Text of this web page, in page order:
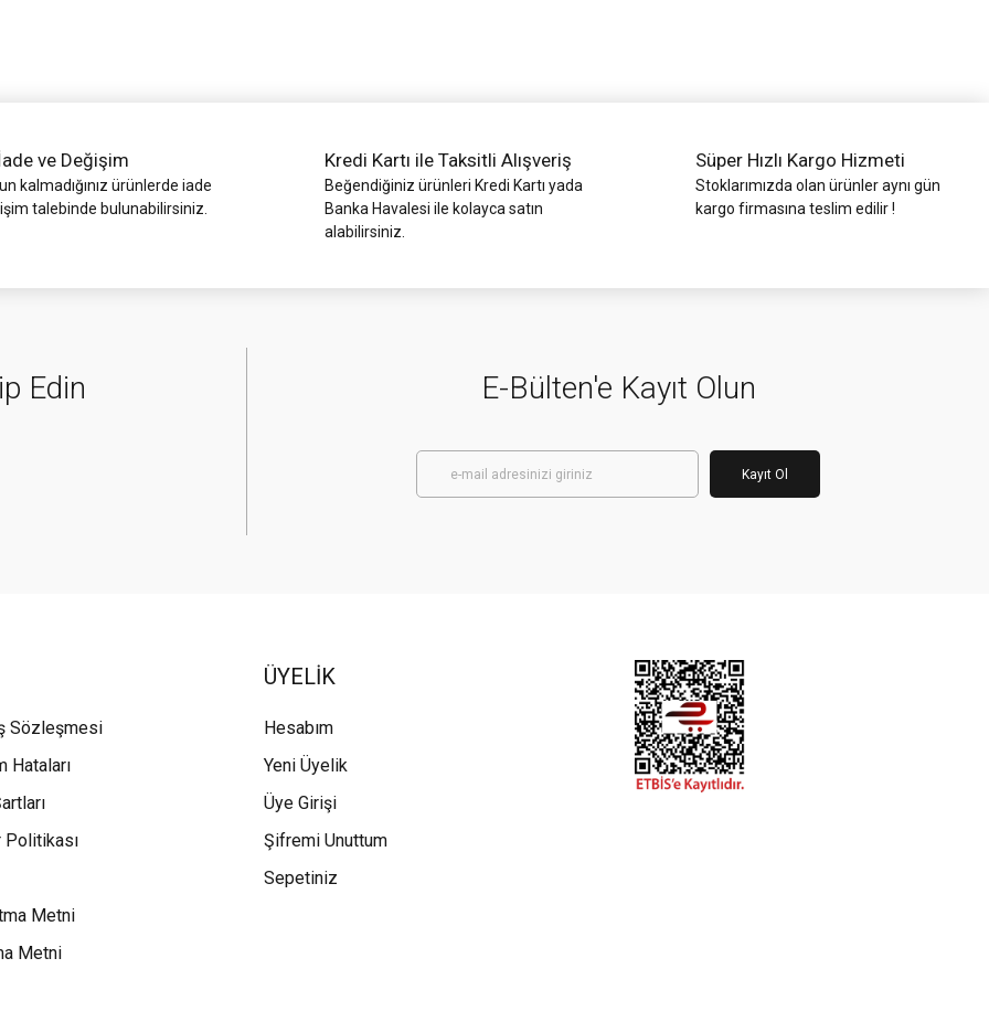
ve Değişim
kalmadığınız ürünlerde iade
talebinde bulunabilirsiniz.
Kredi Kartı ile Taksitli Alışveriş
Beğendiğiniz ürünleri Kredi Kartı yada
Banka Havalesi ile kolayca satın
alabilirsiniz.
Süper Hızlı Kargo Hizmeti
Stoklarımızda olan ürünler aynı gün
kargo firmasına teslim edilir !
Edin E-Bülten'e Kayıt Olun
Kayıt Ol
Sözleşmesi
Hataları
Metni
Metni
ÜYELİK
Hesabım
Yeni Üyelik
Üye Girişi
Şifremi Unuttum
Sepetiniz